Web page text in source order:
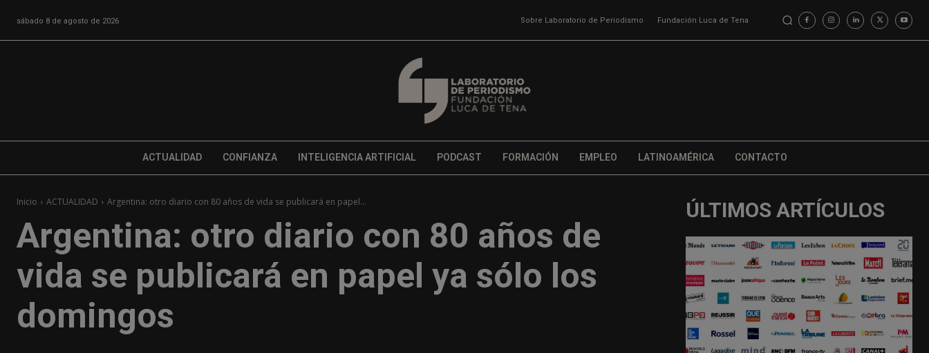
sábado 8 de agosto de 2026 Sobre Laboratorio de Periodismo Fundación Luca de Tena
ACTUALIDAD CONFIANZA INTELIGENCIA ARTIFICIAL PODCAST FORMACIÓN EMPLEO LATINOAMÉRICA CONTACTO
Inicio ACTUALIDAD Argentina: otro diario con 80 años de vida se publicará en papel...
Argentina: otro diario con 80 años de
vida se publicará en papel ya sólo los
domingos
ÚLTIMOS ARTÍCULOS